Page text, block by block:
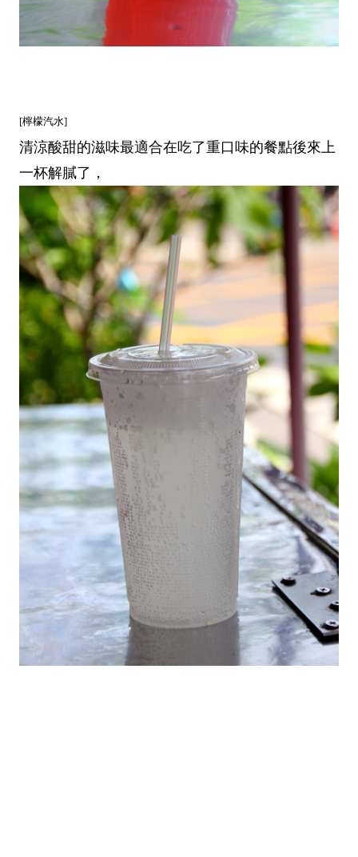
[檸檬汽水]
清涼酸甜的滋味最適合在吃了重口味的餐點後來上
一杯解膩了，